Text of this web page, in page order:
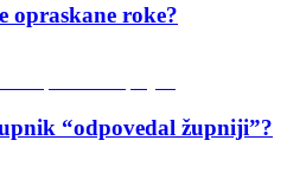
opraskane roke?
“odpovedal župniji”?